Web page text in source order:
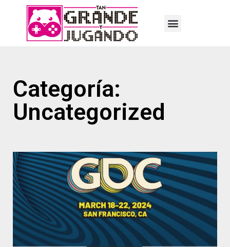
Categoría:
Uncategorized